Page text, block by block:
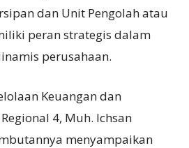
dan Unit Pengolah atau
peran strategis dalam
perusahaan.
Keuangan dan
4, Muh. Ichsan
menyampaikan